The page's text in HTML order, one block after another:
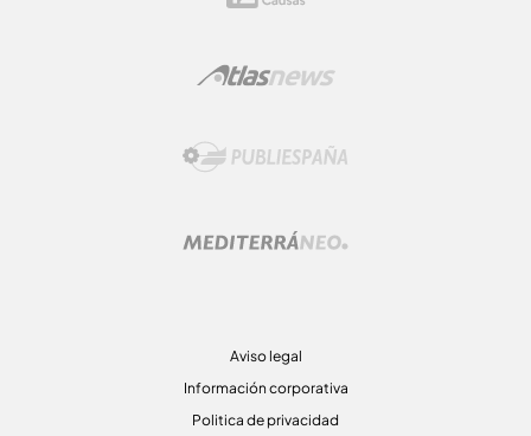
Aviso legal
Información corporativa
Politica de privacidad